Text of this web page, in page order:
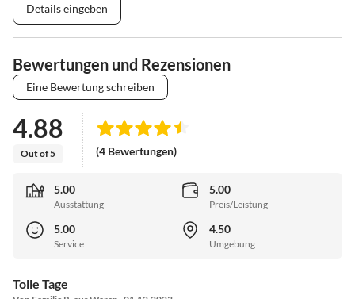
Details eingeben
Bewertungen und Rezensionen
Eine Bewertung schreiben
4.88
Out of 5 (4 Bewertungen)
5.00
Ausstattung
5.00
Preis/Leistung
5.00
Service
4.50
Umgebung
Tolle Tage